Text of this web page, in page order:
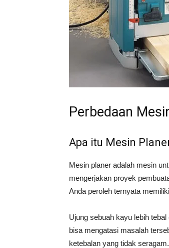
Perbedaan
Apa itu Mesin
Mesin planer adalah mesin
mengerjakan proyek
Anda peroleh ternyata
Ujung sebuah kayu lebih
bisa mengatasi masalah
ketebalan yang tidak